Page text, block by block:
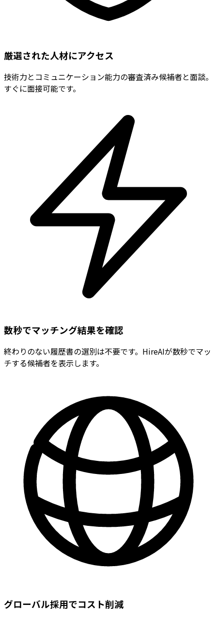
厳選された人材にアクセス
技術力とコミュニケーション能力の審査済み候補者と面談。
すぐに面接可能です。
数秒でマッチング結果を確認
終わりのない履歴書の選別は不要です。HireAIが数秒でマッ
チする候補者を表示します。
グローバル採用でコスト削減